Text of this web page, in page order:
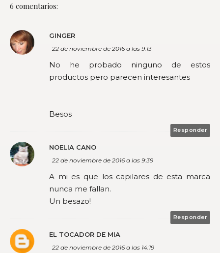
6 comentarios:
GINGER
22 de noviembre de 2016 a las 9:13
No he probado ninguno de estos
productos pero parecen interesantes
Besos
Responder
NOELIA CANO
22 de noviembre de 2016 a las 9:39
A mi es que los capilares de esta marca
nunca me fallan.
Un besazo!
Responder
EL TOCADOR DE MIA
22 de noviembre de 2016 a las 14:19